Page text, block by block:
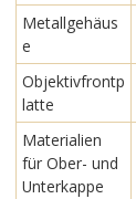
Metallgehäus
e
Objektivfrontp
latte
Materialien
für Ober- und
Unterkappe